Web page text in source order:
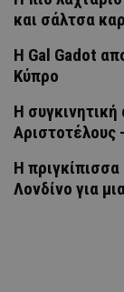
και σάλτσα
Η Gal Gadot
Κύπρο
H
Αριστοτέλους
Η
Λονδίνο για